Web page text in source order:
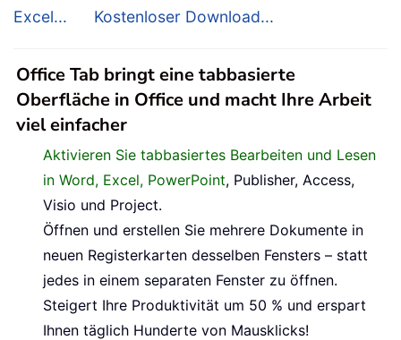
Excel...
Kostenloser Download...
Office Tab bringt eine tabbasierte
Oberfläche in Office und macht Ihre Arbeit
viel einfacher
Aktivieren Sie tabbasiertes Bearbeiten und Lesen
in Word, Excel, PowerPoint, Publisher, Access,
Visio und Project.
Öffnen und erstellen Sie mehrere Dokumente in
neuen Registerkarten desselben Fensters – statt
jedes in einem separaten Fenster zu öffnen.
Steigert Ihre Produktivität um 50 % und erspart
Ihnen täglich Hunderte von Mausklicks!